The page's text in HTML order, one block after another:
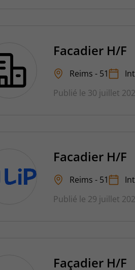
Facadier H/F
Reims - 51
Publié le 30 juillet
Facadier H/F
Reims - 51
Publié le 29 juillet
Façadier H/F